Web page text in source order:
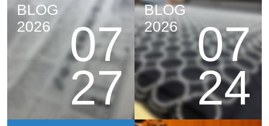
BLOG
2026
07
27
BLOG
2026
07
24